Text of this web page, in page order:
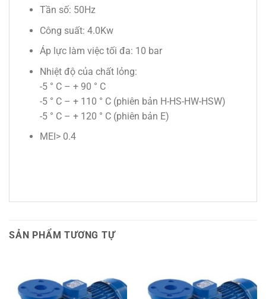
Tần số: 50Hz
Công suất: 4.0Kw
Áp lực làm việc tối đa: 10 bar
Nhiệt độ của chất lỏng:
-5 ° C – + 90 ° C
-5 ° C – + 110 ° C (phiên bản H-HS-HW-HSW)
-5 ° C – + 120 ° C (phiên bản E)
MEI> 0.4
SẢN PHẨM TƯƠNG TỰ